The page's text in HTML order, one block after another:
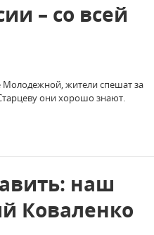
– со всей
Молодежной, жители спешат за
они хорошо знают.
наш
Коваленко